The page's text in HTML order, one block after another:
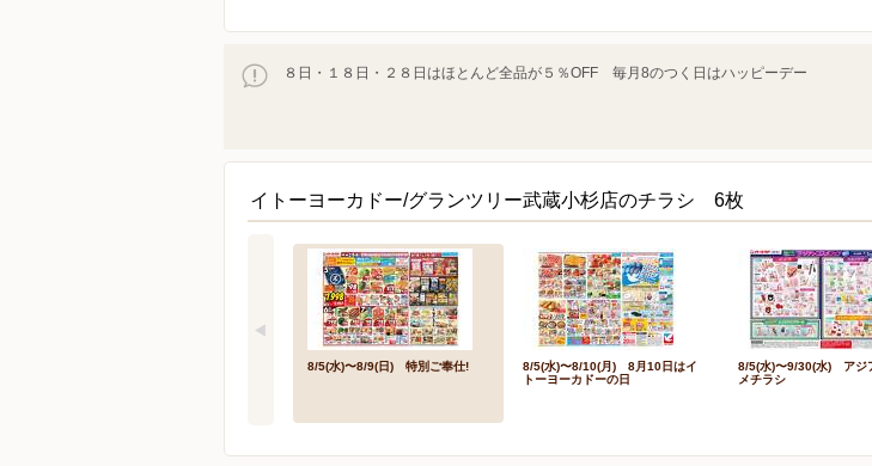
８日・１８日・２８日はほとんど全品が５％OFF 毎月8のつく日はハッピーデー
イトーヨーカドー/グランツリー武蔵小杉店のチラシ 6枚
8/5(水)〜8/9(日) 特別ご奉仕!
8/5(水)〜8/10(月) 8月10日はイ
トーヨーカドーの日
8/5(水)〜9/30(水) アジ
メチラシ